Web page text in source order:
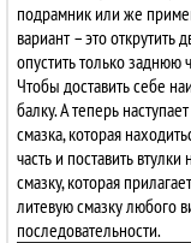
подрамник или же
вариант – это
опустить только заднюю
Чтобы доставить себе
балку. А теперь
смазка, которая
часть и поставить
смазку, которая
литевую смазку любого
последовательности.